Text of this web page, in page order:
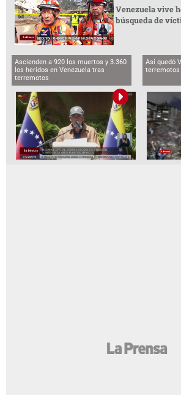
Venezuela vive
búsqueda de
Ascienden a 920 los muertos y 3.360
los heridos en Venezuela tras
terremotos
Así quedó
terremotos